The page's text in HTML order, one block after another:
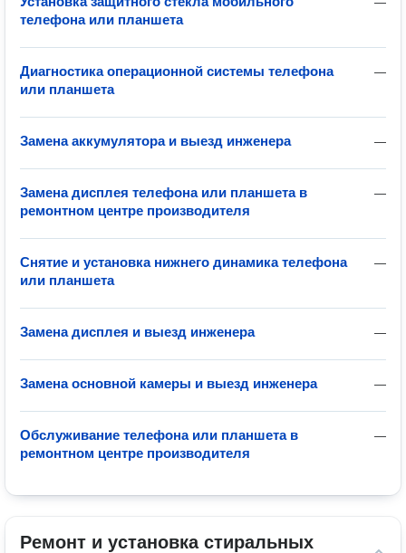
телефона или планшета
—
Диагностика операционной системы телефона
или планшета
—
Замена аккумулятора и выезд инженера
—
Замена дисплея телефона или планшета в
ремонтном центре производителя
—
Снятие и установка нижнего динамика телефона
или планшета
—
Замена дисплея и выезд инженера
—
Замена основной камеры и выезд инженера
—
Обслуживание телефона или планшета в
ремонтном центре производителя
Ремонт и установка стиральных